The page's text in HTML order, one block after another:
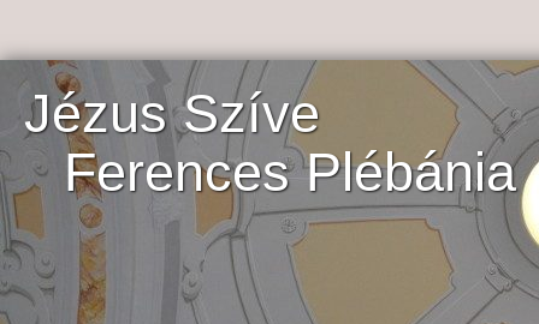
Jézus Szíve
Ferences Plébánia